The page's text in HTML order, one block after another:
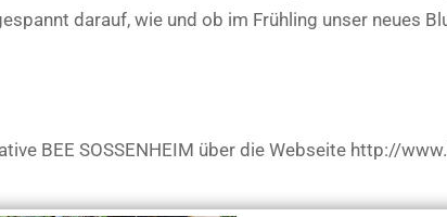
darauf, wie und ob im Frühling unser neues
BEE SOSSENHEIM über die Webseite http://